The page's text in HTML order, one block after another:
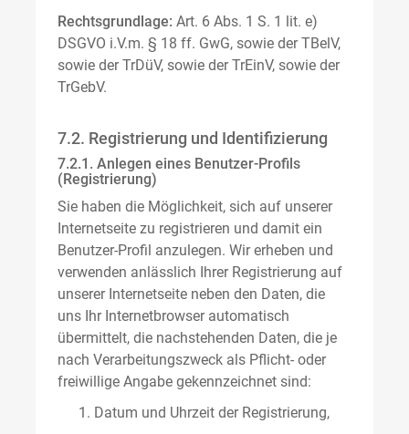
Rechtsgrundlage: Art. 6 Abs. 1 S. 1 lit. e)
DSGVO i.V.m. § 18 ff. GwG, sowie der TBelV,
sowie der TrDüV, sowie der TrEinV, sowie der
TrGebV.
7.2. Registrierung und Identifizierung
7.2.1. Anlegen eines Benutzer-Profils
(Registrierung)
Sie haben die Möglichkeit, sich auf unserer
Internetseite zu registrieren und damit ein
Benutzer-Profil anzulegen. Wir erheben und
verwenden anlässlich Ihrer Registrierung auf
unserer Internetseite neben den Daten, die
uns Ihr Internetbrowser automatisch
übermittelt, die nachstehenden Daten, die je
nach Verarbeitungszweck als Pflicht- oder
freiwillige Angabe gekennzeichnet sind:
Datum und Uhrzeit der Registrierung,